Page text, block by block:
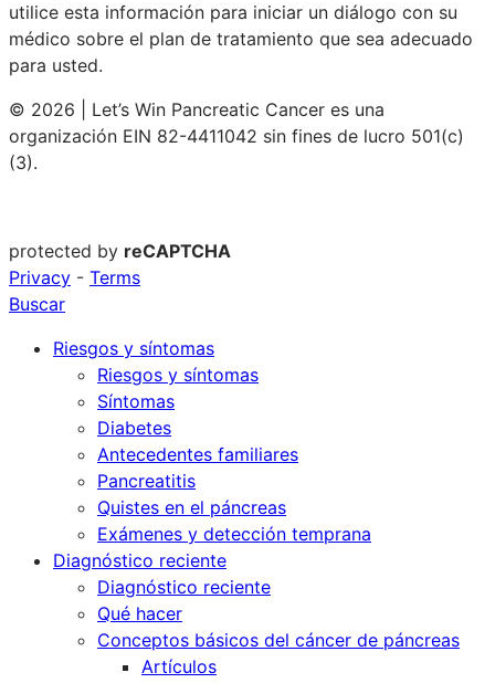
utilice esta información para iniciar un diálogo con su
médico sobre el plan de tratamiento que sea adecuado
para usted.
© 2026 | Let’s Win Pancreatic Cancer es una
organización EIN 82-4411042 sin fines de lucro 501(c)
(3).
protected by reCAPTCHA
Privacy - Terms
Buscar
Riesgos y síntomas
Riesgos y síntomas
Síntomas
Diabetes
Antecedentes familiares
Pancreatitis
Quistes en el páncreas
Exámenes y detección temprana
Diagnóstico reciente
Diagnóstico reciente
Qué hacer
Conceptos básicos del cáncer de páncreas
Artículos